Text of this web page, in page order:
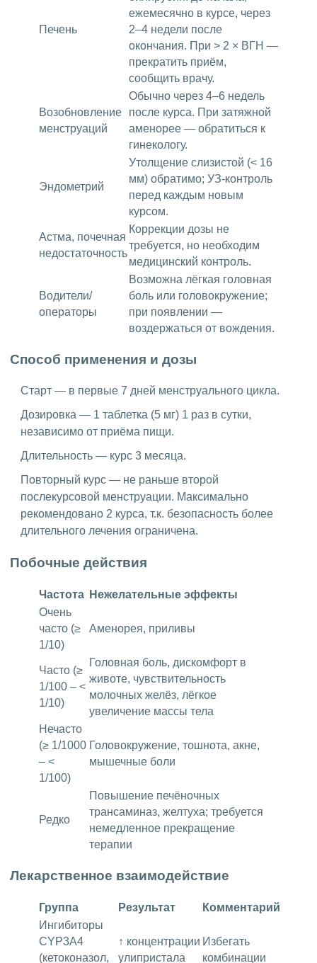
Печень
ежемесячно в курсе, через
2–4 недели после
окончания. При > 2 × ВГН —
прекратить приём,
сообщить врачу.
Возобновление
менструаций
Обычно через 4–6 недель
после курса. При затяжной
аменорее — обратиться к
гинекологу.
Эндометрий
Утолщение слизистой (< 16
мм) обратимо; УЗ-контроль
перед каждым новым
курсом.
Астма, почечная
недостаточность
Коррекции дозы не
требуется, но необходим
медицинский контроль.
Водители/
операторы
Возможна лёгкая головная
боль или головокружение;
при появлении —
воздержаться от вождения.
Способ применения и дозы
Старт — в первые 7 дней менструального цикла.
Дозировка — 1 таблетка (5 мг) 1 раз в сутки,
независимо от приёма пищи.
Длительность — курс 3 месяца.
Повторный курс — не раньше второй
послекурсовой менструации. Максимально
рекомендовано 2 курса, т.к. безопасность более
длительного лечения ограничена.
Побочные действия
Частота Нежелательные эффекты
Очень
часто (≥
1/10)
Аменорея, приливы
Часто (≥
1/100 – <
1/10)
Головная боль, дискомфорт в
животе, чувствительность
молочных желёз, лёгкое
увеличение массы тела
Нечасто
(≥ 1/1000
– <
1/100)
Головокружение, тошнота, акне,
мышечные боли
Редко
Повышение печёночных
трансаминаз, желтуха; требуется
немедленное прекращение
терапии
Лекарственное взаимодействие
Группа Результат
Комментарий
Ингибиторы
CYP3A4
(кетоконазол,
↑ концентрации
улипристала
Избегать
комбинации